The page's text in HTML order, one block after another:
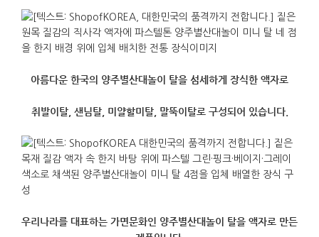
아름다운 한국의 양주별산대놀이 탈을 섬세하게 장식한 액자로
취발이탈, 샌님탈, 미얄할미탈, 말뚝이탈로 구성되어 있습니다.
우리나라를 대표하는 가면문화인 양주별산대놀이 탈을 액자로 만든